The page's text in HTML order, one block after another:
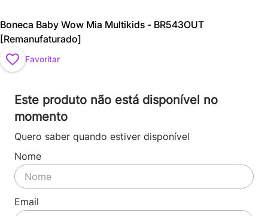
Boneca Baby Wow Mia Multikids - BR543OUT
[Remanufaturado]
Favoritar
Este produto não está disponível no
momento
Quero saber quando estiver disponível